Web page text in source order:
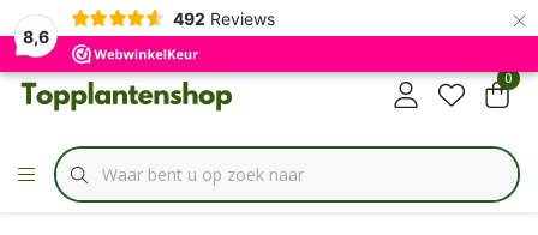
8,6
492 Reviews ×
✔Specialist inBorderbundels
0